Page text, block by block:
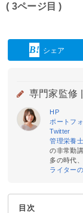
( 3ページ目 )
シェア
専門家監修 |
HP
ポートフ
Twitter
管理栄養士
の非常勤
多の時代、
ライター
目次